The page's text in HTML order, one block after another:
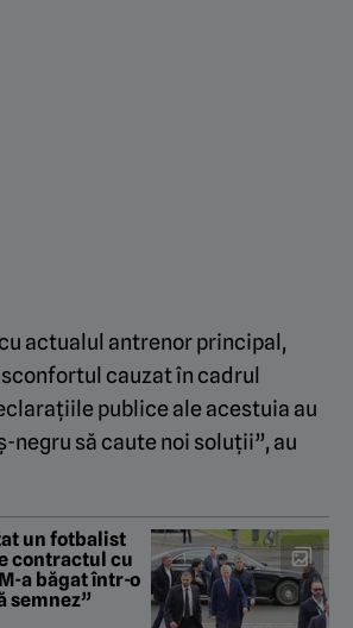
actualul antrenor principal,
cauzat în cadrul
publice ale acestuia au
negru să caute noi soluții”, au
un fotbalist
contractul cu
a băgat într-o
semnez”